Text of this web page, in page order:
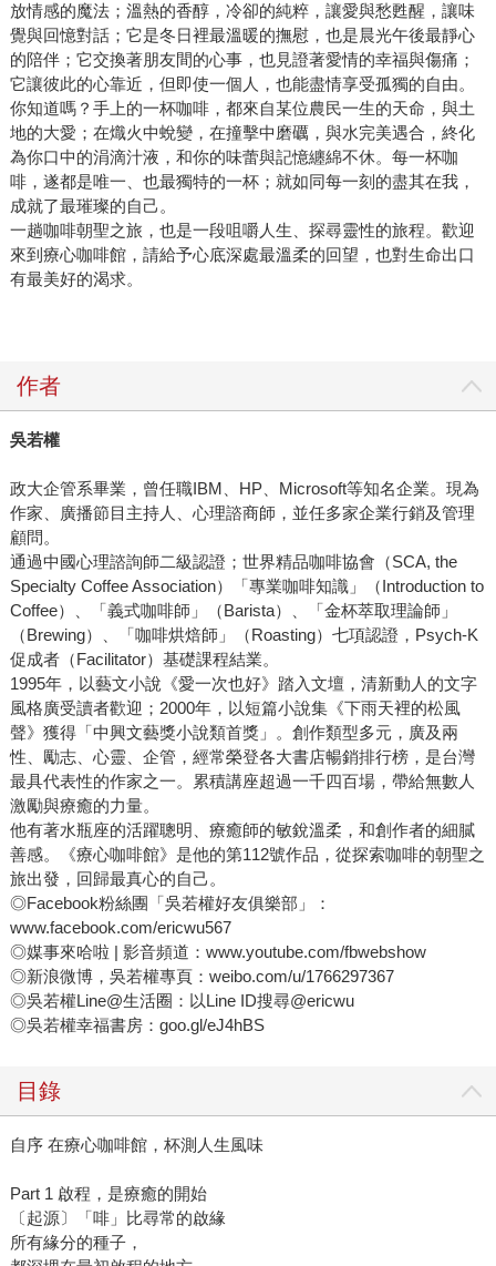
放情感的魔法；溫熱的香醇，冷卻的純粹，讓愛與愁甦醒，讓味
覺與回憶對話；它是冬日裡最溫暖的撫慰，也是晨光午後最靜心
的陪伴；它交換著朋友間的心事，也見證著愛情的幸福與傷痛；
它讓彼此的心靠近，但即使一個人，也能盡情享受孤獨的自由。
你知道嗎？手上的一杯咖啡，都來自某位農民一生的天命，與土
地的大愛；在熾火中蛻變，在撞擊中磨礪，與水完美遇合，終化
為你口中的涓滴汁液，和你的味蕾與記憶纏綿不休。每一杯咖
啡，遂都是唯一、也最獨特的一杯；就如同每一刻的盡其在我，
成就了最璀璨的自己。
一趟咖啡朝聖之旅，也是一段咀嚼人生、探尋靈性的旅程。歡迎
來到療心咖啡館，請給予心底深處最溫柔的回望，也對生命出口
有最美好的渴求。
作者
吳若權
政大企管系畢業，曾任職IBM、HP、Microsoft等知名企業。現為
作家、廣播節目主持人、心理諮商師，並任多家企業行銷及管理
顧問。
通過中國心理諮詢師二級認證；世界精品咖啡協會（SCA, the
Specialty Coffee Association）「專業咖啡知識」（Introduction to
Coffee）、「義式咖啡師」（Barista）、「金杯萃取理論師」
（Brewing）、「咖啡烘焙師」（Roasting）七項認證，Psych-K
促成者（Facilitator）基礎課程結業。
1995年，以藝文小說《愛一次也好》踏入文壇，清新動人的文字
風格廣受讀者歡迎；2000年，以短篇小說集《下雨天裡的松風
聲》獲得「中興文藝獎小說類首獎」。創作類型多元，廣及兩
性、勵志、心靈、企管，經常榮登各大書店暢銷排行榜，是台灣
最具代表性的作家之一。累積講座超過一千四百場，帶給無數人
激勵與療癒的力量。
他有著水瓶座的活躍聰明、療癒師的敏銳溫柔，和創作者的細膩
善感。《療心咖啡館》是他的第112號作品，從探索咖啡的朝聖之
旅出發，回歸最真心的自己。
◎Facebook粉絲團「吳若權好友俱樂部」：
www.facebook.com/ericwu567
◎媒事來哈啦 | 影音頻道：www.youtube.com/fbwebshow
◎新浪微博，吳若權專頁：weibo.com/u/1766297367
◎吳若權Line@生活圈：以Line ID搜尋@ericwu
◎吳若權幸福書房：goo.gl/eJ4hBS
目錄
自序 在療心咖啡館，杯測人生風味
Part 1 啟程，是療癒的開始
〔起源〕「啡」比尋常的啟緣
所有緣分的種子，